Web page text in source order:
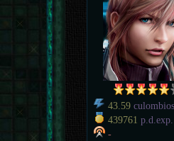
43.59 culombios
439761 p.d.exp.
-